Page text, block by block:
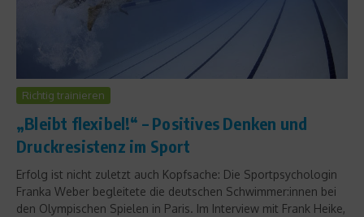
Richtig trainieren
„Bleibt flexibel!“ – Positives Denken und
Druckresistenz im Sport
Erfolg ist nicht zuletzt auch Kopfsache: Die Sportpsychologin
Franka Weber begleitete die deutschen Schwimmer:innen bei
den Olympischen Spielen in Paris. Im Interview mit Frank Heike,